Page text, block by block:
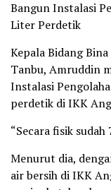
Bangun Instalasi
Liter Perdetik
Kepala Bidang
Tanbu, Amruddin
Instalasi
perdetik di IKK
“Secara fisik
Menurut dia,
air bersih di IKK